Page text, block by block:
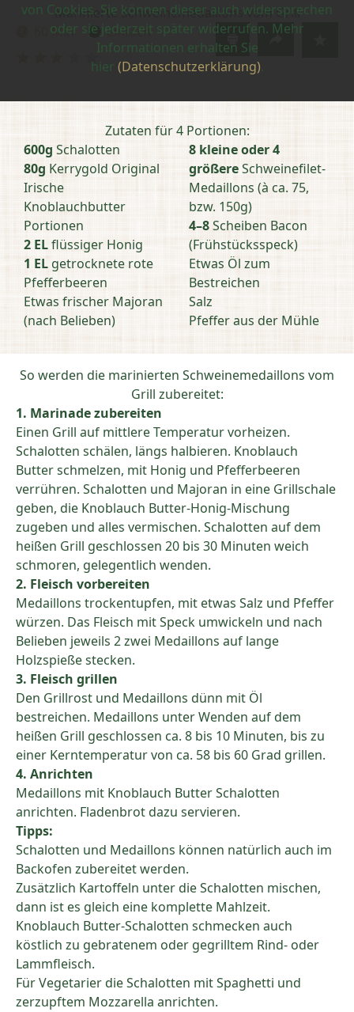
von Cookies. Sie können dieser auch widersprechen
oder sie jederzeit später widerrufen. Mehr
Informationen erhalten Sie
hier (Datenschutzerklärung).
Marinierte Schweinemedaillons vom Grill
Zubereitungszeit:
60 Min Schwierigkeit:
einfach
Zutaten für 4 Portionen:
600g Schalotten
80g Kerrygold Original
Irische
Knoblauchbutter
Portionen
2 ELflüssiger Honig
1 EL getrocknete rote
Pfefferbeeren
Etwas frischer Majoran
(nach Belieben)
8 kleine oder 4
größereSchweinefilet-
Medaillons (à ca. 75,
bzw. 150g)
4–8Scheiben Bacon
(Frühstücksspeck)
Etwas Öl zum
Bestreichen
Salz
Pfeffer aus der Mühle
So werden die marinierten Schweinemedaillons vom
Grill zubereitet:
1. Marinade zubereiten
Einen Grill auf mittlere Temperatur vorheizen.
Schalotten schälen, längs halbieren. Knoblauch
Butter schmelzen, mit Honig und Pfefferbeeren
verrühren. Schalotten und Majoran in eine Grillschale
geben, die Knoblauch Butter-Honig-Mischung
zugeben und alles vermischen. Schalotten auf dem
heißen Grill geschlossen 20 bis 30 Minuten weich
schmoren, gelegentlich wenden.
2. Fleisch vorbereiten
Medaillons trockentupfen, mit etwas Salz und Pfeffer
würzen. Das Fleisch mit Speck umwickeln und nach
Belieben jeweils 2 zwei Medaillons auf lange
Holzspieße stecken.
3. Fleisch grillen
Den Grillrost und Medaillons dünn mit Öl
bestreichen. Medaillons unter Wenden auf dem
heißen Grill geschlossen ca. 8 bis 10 Minuten, bis zu
einer Kerntemperatur von ca. 58 bis 60 Grad grillen.
4. Anrichten
Medaillons mit Knoblauch Butter Schalotten
anrichten. Fladenbrot dazu servieren.
Tipps:
Schalotten und Medaillons können natürlich auch im
Backofen zubereitet werden.
Zusätzlich Kartoffeln unter die Schalotten mischen,
dann ist es gleich eine komplette Mahlzeit.
Knoblauch Butter-Schalotten schmecken auch
köstlich zu gebratenem oder gegrilltem Rind- oder
Lammfleisch.
Für Vegetarier die Schalotten mit Spaghetti und
zerzupftem Mozzarella anrichten.